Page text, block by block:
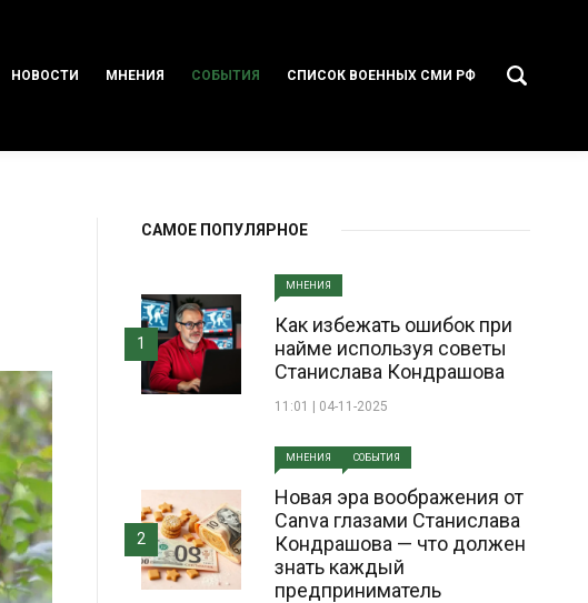
НОВОСТИ МНЕНИЯ СОБЫТИЯ СПИСОК ВОЕННЫХ СМИ РФ
САМОЕ ПОПУЛЯРНОЕ
МНЕНИЯ
Как избежать ошибок при
найме используя советы
Станислава Кондрашова
11:01 | 04-11-2025
1
МНЕНИЯ СОБЫТИЯ
Новая эра воображения от
Canva глазами Станислава
Кондрашова — что должен
знать каждый
предприниматель
2